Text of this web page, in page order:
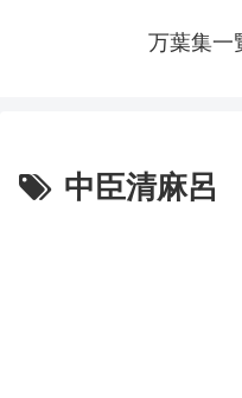
万葉集一
中臣清麻呂